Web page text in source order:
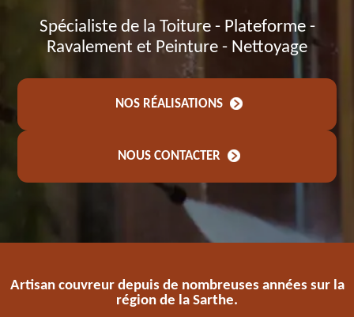
Spécialiste de la Toiture - Plateforme -
Ravalement et Peinture - Nettoyage
NOS RÉALISATIONS
NOUS CONTACTER
Artisan couvreur depuis de nombreuses années sur la
région de la Sarthe.